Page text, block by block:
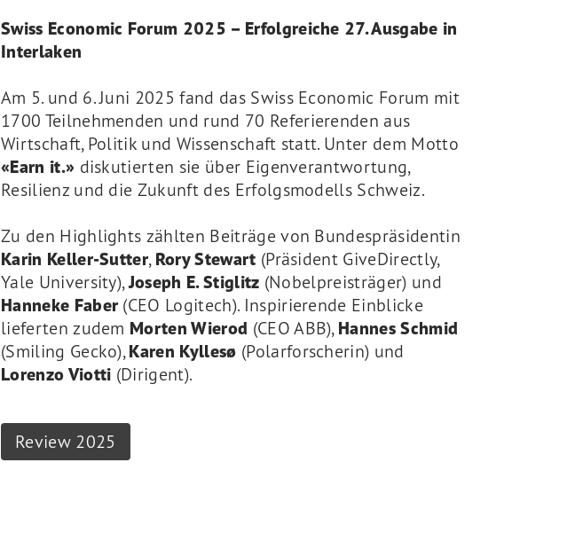
Swiss Economic Forum 2025 – Erfolgreiche 27. Ausgabe in
Interlaken
Am 5. und 6. Juni 2025 fand das Swiss Economic Forum mit
1700 Teilnehmenden und rund 70 Referierenden aus
Wirtschaft, Politik und Wissenschaft statt. Unter dem Motto
«Earn it.» diskutierten sie über Eigenverantwortung,
Resilienz und die Zukunft des Erfolgsmodells Schweiz.
Zu den Highlights zählten Beiträge von Bundespräsidentin
Karin Keller-Sutter,Rory Stewart (Präsident GiveDirectly,
Yale University),Joseph E. Stiglitz (Nobelpreisträger) und
Hanneke Faber(CEO Logitech). Inspirierende Einblicke
lieferten zudem Morten Wierod (CEO ABB),Hannes Schmid
(Smiling Gecko),Karen Kyllesø (Polarforscherin) und
Lorenzo Viotti (Dirigent).
Review 2025